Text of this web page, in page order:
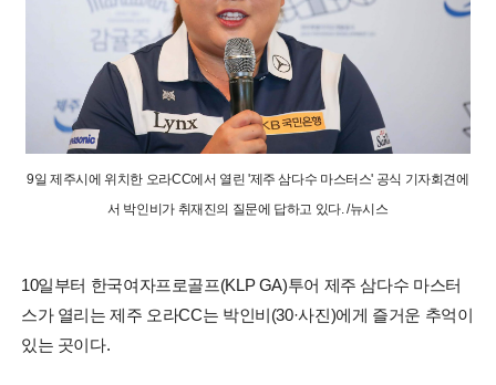
9일 제주시에 위치한 오라CC에서 열린 '제주 삼다수 마스터스' 공식 기자회견에
서 박인비가 취재진의 질문에 답하고 있다. /뉴시스
10일부터 한국여자프로골프(KLP GA)투어 제주 삼다수 마스터
스가 열리는 제주 오라CC는 박인비(30·사진)에게 즐거운 추억이
있는 곳이다.